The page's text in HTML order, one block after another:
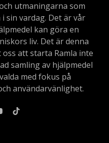
utmaningarna som
sin vardag. Det är vår
kan göra en
liv. Det är denna
att starta Ramla inte
samling av hjälpmedel
med fokus på
användarvänlighet.